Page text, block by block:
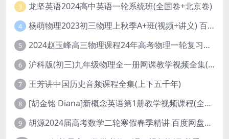
3 龙坚英语2024高中英语一轮系统班(全国卷+北京卷)
4 杨萌物理2023初三物理上秋季A+班(视频+讲义) 百度网盘分享
5 2024赵玉峰高三物理课程24年高考物理一轮复习网课教程
6 沪科版(初三)九年级物理全一册网课教学视频全集(录播版 杜春雨 66讲)
7 王芳讲中国历史音频课程全集(上下五千年)
8 [胡金铭 Diana]新概念英语第1册教学视频课程(全集 百度网盘下载)
9 胡源2024届高考数学二轮寒假春季精讲 百度网盘分享